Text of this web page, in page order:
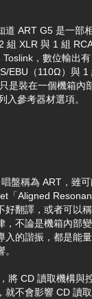
道 ART G5 是一部
組 XLR 與 1 組
，數位輸出
EBU（110Ω）與 1
是裝在一個機箱內
入參考器材選項。
盤稱為 ART，雖
「Aligned
好翻譯，或者可以
，不論是機箱內部
入的諧振，都是能
將 CD 讀取機構與
就不會影響 CD 讀